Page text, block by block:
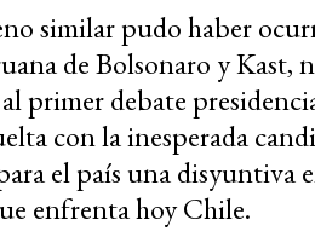
similar pudo haber
de Bolsonaro y Kast,
primer debate
con la inesperada
el país una disyuntiva
enfrenta hoy Chile.